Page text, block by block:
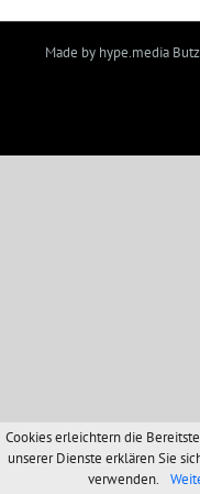
Made by hype.media
Cookies erleichtern die
unserer Dienste erklären Sie
verwenden.